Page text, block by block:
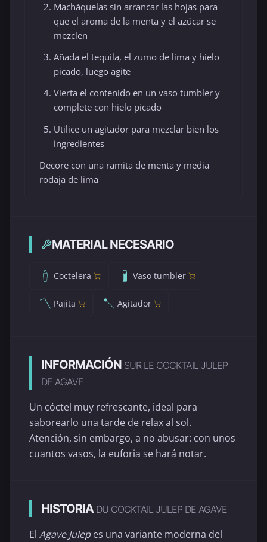
Macháquelas sin arrancar las hojas para
que el aroma de la menta y el azúcar se
mezclen
Añada el tequila, el zumo de lima y hielo
picado, luego agite
Vierta el contenido en un vaso tumbler y
complete con hielo picado
Utilice un agitador para mezclar bien los
ingredientes
Decore con una ramita de menta y media
rodaja de lima
MATERIAL NECESARIO
Coctelera Vaso tumbler
Pajita Agitador
INFORMACIÓN SUR LE COCKTAIL JULEP
DE AGAVE
Un cóctel muy refrescante, ideal para
saborearlo una tarde de relax al sol.
Atención, sin embargo, a no abusar: con unos
cuantos vasos, la euforia se hará notar.
HISTORIA DU COCKTAIL JULEP DE AGAVE
El Agave Julepes una variante moderna del